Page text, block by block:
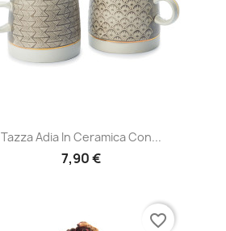
Anteprima
Tazza Adia In Ceramica Con...
7,90 €
favorite_border